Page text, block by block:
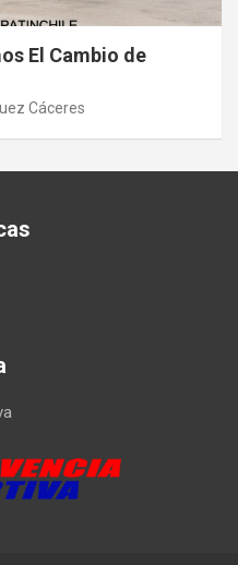
El Cambio de
Cáceres